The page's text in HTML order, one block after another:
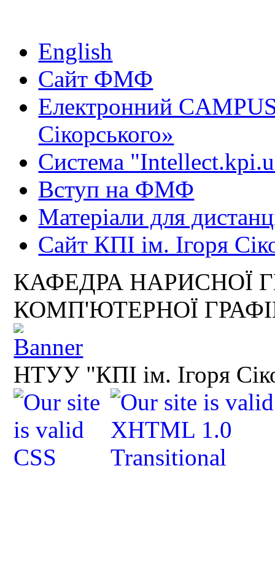
English
Сайт ФМФ
Електронний
Сікорського»
Система
Вступ на ФМФ
Матеріали для
Сайт КПІ ім. Ігоря
КАФЕДРА НАРИСНОЇ
КОМП'ЮТЕРНОЇ
НТУУ "КПІ ім. Ігоря